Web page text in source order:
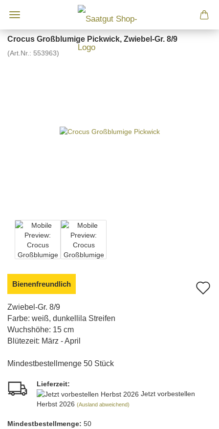
Crocus Großblumige Pickwick, Zwiebel-Gr. 8/9
(Art.Nr.: 553963)
Bienenfreundlich
Zwiebel-Gr. 8/9
Farbe: weiß, dunkellila Streifen
Wuchshöhe: 15 cm
Blütezeit: März - April
Mindestbestellmenge 50 Stück
Lieferzeit:
Jetzt vorbestellen
Herbst 2026 (Ausland abweichend)
Mindest­bestellmenge: 50